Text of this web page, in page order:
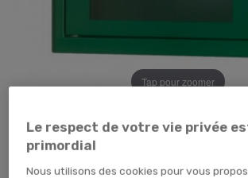
Tap pour zoomer
155,88 € TTC 129,90
Le respect de votre vie privée
primordial
Nous utilisons des cookies pour vous